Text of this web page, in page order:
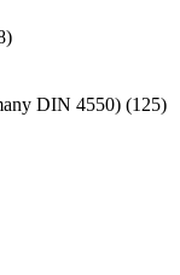
)
DIN 4550) (125)